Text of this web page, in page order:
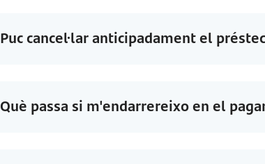
Puc cancel·lar anticipadament el
Què passa si m'endarrereixo en el